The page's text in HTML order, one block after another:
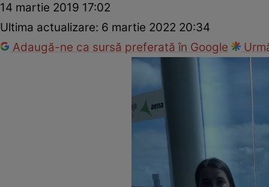
14 martie 2019 17:02
Ultima actualizare: 6 martie 2022 20:34
Adaugă-ne ca sursă preferată în Google